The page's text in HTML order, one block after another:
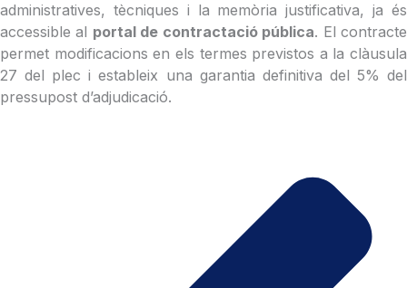
administratives, tècniques i la memòria justificativa, ja és
accessible al portal de contractació pública. El contracte
permet modificacions en els termes previstos a la clàusula
27 del plec i estableix una garantia definitiva del 5% del
pressupost d’adjudicació.